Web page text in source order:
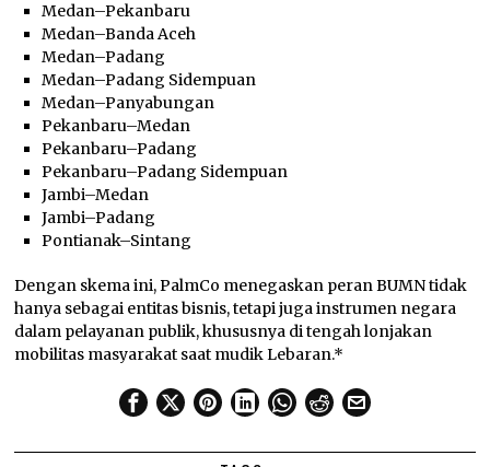
Medan–Pekanbaru
Medan–Banda Aceh
Medan–Padang
Medan–Padang Sidempuan
Medan–Panyabungan
Pekanbaru–Medan
Pekanbaru–Padang
Pekanbaru–Padang Sidempuan
Jambi–Medan
Jambi–Padang
Pontianak–Sintang
Dengan skema ini, PalmCo menegaskan peran BUMN tidak
hanya sebagai entitas bisnis, tetapi juga instrumen negara
dalam pelayanan publik, khususnya di tengah lonjakan
mobilitas masyarakat saat mudik Lebaran.*